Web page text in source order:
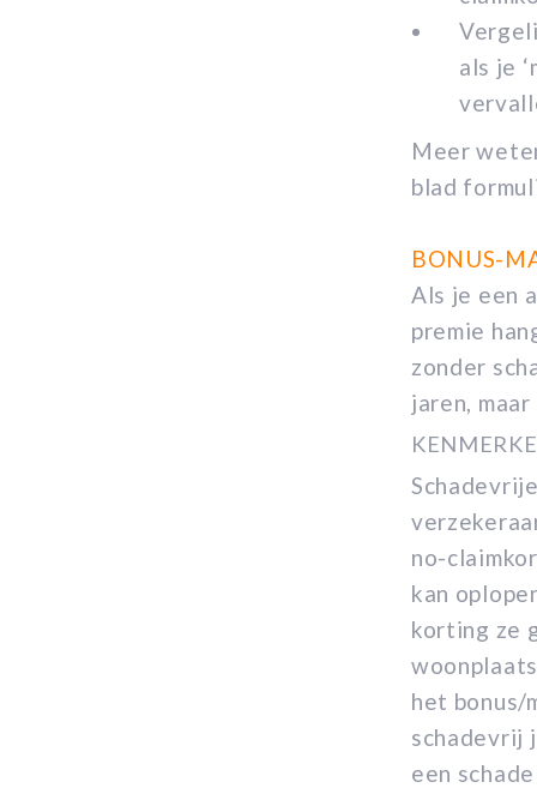
als je
Meer
blad
BONUS-
Als je een
premie
zonder
jaren,
no-
kan
korting ze
het bonus/
schadevrij
een